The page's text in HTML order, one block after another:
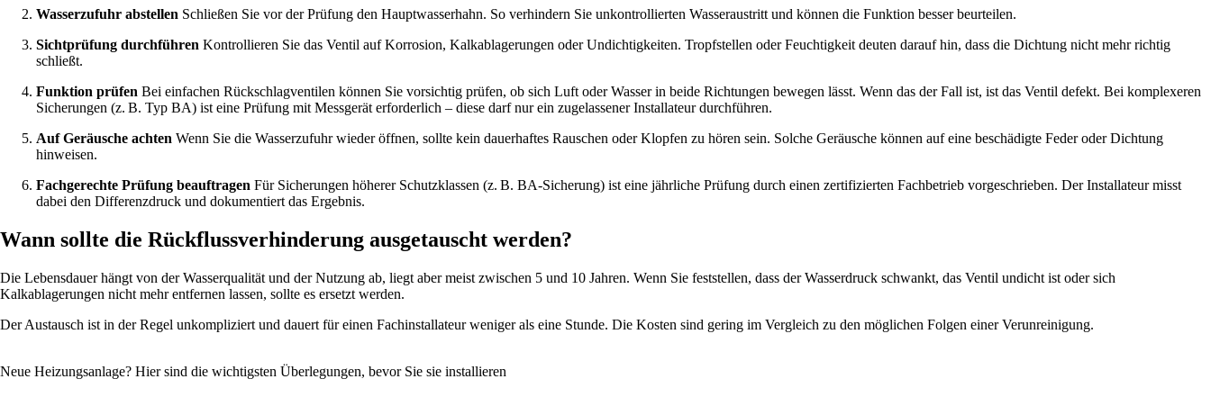
Wasserzufuhr abstellen Schließen Sie vor der Prüfung den Hauptwasserhahn. So verhindern Sie unkontrollierten Wasseraustritt und können die Funktion besser beurteilen.
Sichtprüfung durchführen Kontrollieren Sie das Ventil auf Korrosion, Kalkablagerungen oder Undichtigkeiten. Tropfstellen oder Feuchtigkeit deuten darauf hin, dass die Dichtung nicht mehr richtig
schließt.
Funktion prüfen Bei einfachen Rückschlagventilen können Sie vorsichtig prüfen, ob sich Luft oder Wasser in beide Richtungen bewegen lässt. Wenn das der Fall ist, ist das Ventil defekt. Bei komplexeren
Sicherungen (z. B. Typ BA) ist eine Prüfung mit Messgerät erforderlich – diese darf nur ein zugelassener Installateur durchführen.
Auf Geräusche achten Wenn Sie die Wasserzufuhr wieder öffnen, sollte kein dauerhaftes Rauschen oder Klopfen zu hören sein. Solche Geräusche können auf eine beschädigte Feder oder Dichtung
hinweisen.
Fachgerechte Prüfung beauftragen Für Sicherungen höherer Schutzklassen (z. B. BA-Sicherung) ist eine jährliche Prüfung durch einen zertifizierten Fachbetrieb vorgeschrieben. Der Installateur misst
dabei den Differenzdruck und dokumentiert das Ergebnis.
Wann sollte die Rückflussverhinderung ausgetauscht werden?
Die Lebensdauer hängt von der Wasserqualität und der Nutzung ab, liegt aber meist zwischen 5 und 10 Jahren. Wenn Sie feststellen, dass der Wasserdruck schwankt, das Ventil undicht ist oder sich
Kalkablagerungen nicht mehr entfernen lassen, sollte es ersetzt werden.
Der Austausch ist in der Regel unkompliziert und dauert für einen Fachinstallateur weniger als eine Stunde. Die Kosten sind gering im Vergleich zu den möglichen Folgen einer Verunreinigung.
Neue Heizungsanlage? Hier sind die wichtigsten Überlegungen, bevor Sie sie installieren